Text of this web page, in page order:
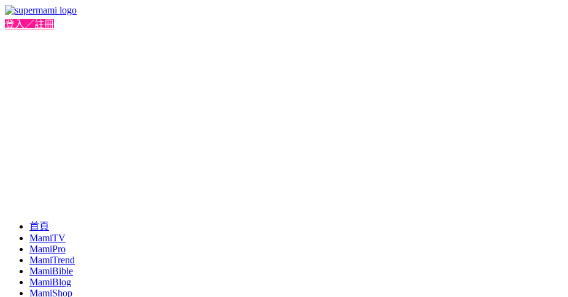
登入／註冊
首頁
MamiTV
MamiPro
MamiTrend
MamiBible
MamiBlog
MamiShop